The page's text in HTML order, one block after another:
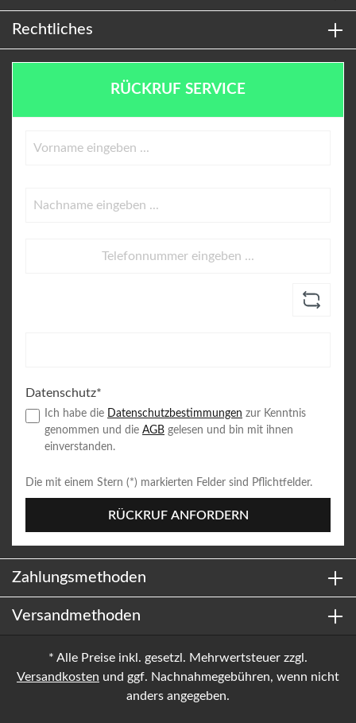
Rechtliches
RÜCKRUF SERVICE
Datenschutz*
Ich habe die Datenschutzbestimmungen zur Kenntnis
genommen und die AGB gelesen und bin mit ihnen
einverstanden.
Die mit einem Stern (*) markierten Felder sind Pflichtfelder.
RÜCKRUF ANFORDERN
Zahlungsmethoden
Versandmethoden
* Alle Preise inkl. gesetzl. Mehrwertsteuer zzgl.
Versandkosten und ggf. Nachnahmegebühren, wenn nicht
anders angegeben.